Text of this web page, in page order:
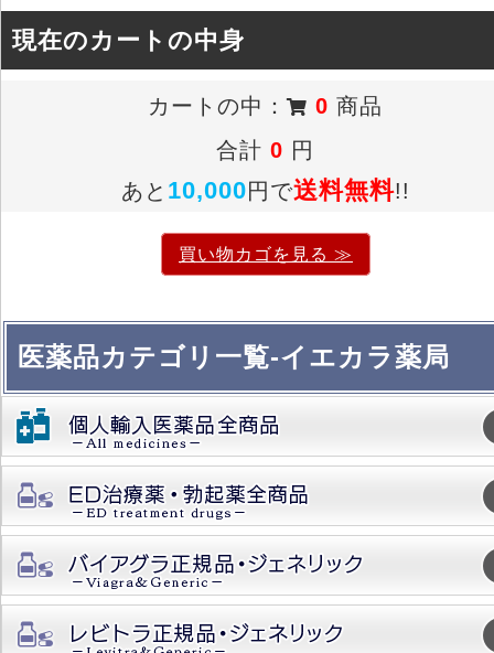
現在のカートの中身
カートの中： 0 商品
合計0 円
あと 10,000円で送料無料!!
買い物カゴを見る ≫
医薬品カテゴリ一覧-イエカラ薬局